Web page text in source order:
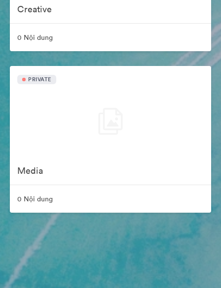
Creative
0 Nội dung
PRIVATE
Media
0 Nội dung